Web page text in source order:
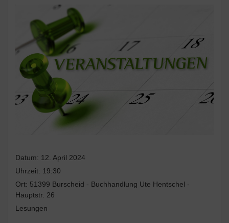
Datum: 12. April 2024
Uhrzeit: 19:30
Ort: 51399 Burscheid - Buchhandlung Ute Hentschel -
Hauptstr. 26
Lesungen